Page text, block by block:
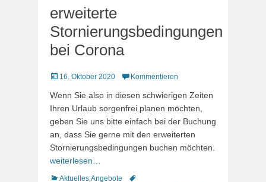
erweiterte
Stornierungsbedingungen
bei Corona
Veröffentlicht
16. Oktober 2020 Kommentieren
Wenn Sie also in diesen schwierigen Zeiten
Ihren Urlaub sorgenfrei planen möchten,
geben Sie uns bitte einfach bei der Buchung
an, dass Sie gerne mit den erweiterten
Stornierungsbedingungen buchen möchten.
weiterlesen…
Kategorien
Aktuelles Angebote
Schlagworte